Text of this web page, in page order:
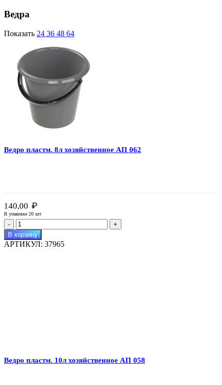
Ведра
Показать 24 36 48 64
Ведро пластм. 8л хозяйственное АП 062
140,00 ₽
В упаковке 20 шт
Количество
товара
Ведро
пластм.
В корзину
АРТИКУЛ: 37965
Ведро пластм. 10л хозяйственное АП 058